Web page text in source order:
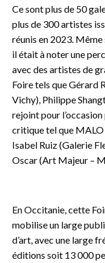
Ce sont plus de 50
plus de 300 artistes
réunis en 2023.
il était à noter une
avec des artistes de
Foire tels que Gérard
Vichy), Philippe
rejoint pour
critique tel que MALO
Isabel Ruiz (Galerie
Oscar (Art Majeur –
En Occitanie, cette
mobilise un large
d’art, avec une large
éditions soit 13 000